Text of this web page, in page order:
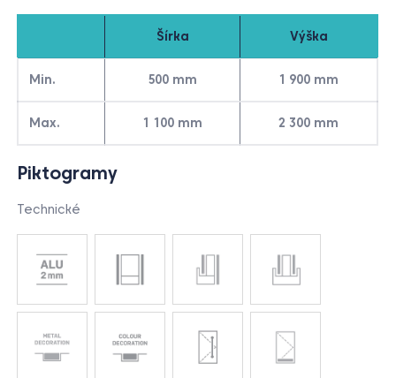
Šírka Výška
Min. 500 mm 1 900 mm
Max. 1 100 mm 2 300 mm
Piktogramy
Technické